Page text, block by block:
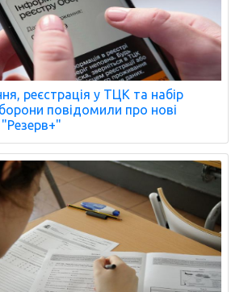
реєстрація у ТЦК та набір
повідомили про нові